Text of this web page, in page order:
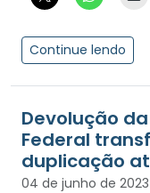
Continue lendo
Devolução da
Federal
duplicação
04 de junho de 2023